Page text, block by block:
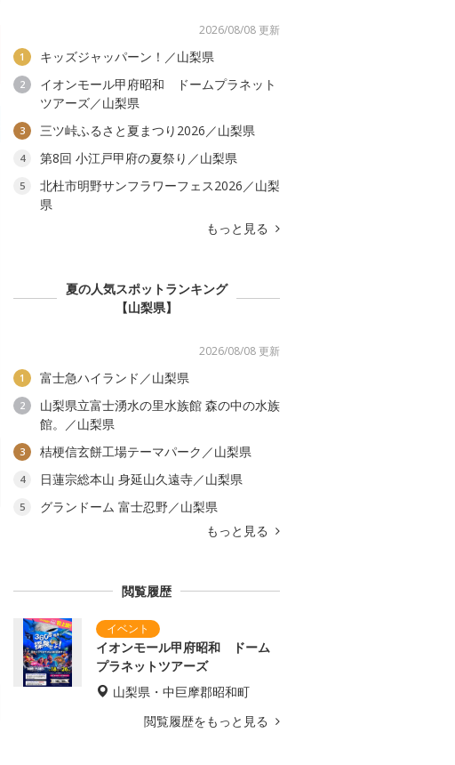
2026/08/08 更新
1 キッズジャッパーン！／山梨県
2
イオンモール甲府昭和 ドームプラネット
ツアーズ／山梨県
3 三ツ峠ふるさと夏まつり2026／山梨県
4 第8回 小江戸甲府の夏祭り／山梨県
5
北杜市明野サンフラワーフェス2026／山梨
県
もっと見る
夏の人気スポットランキング
【山梨県】
2026/08/08 更新
1 富士急ハイランド／山梨県
2
山梨県立富士湧水の里水族館 森の中の水族
館。／山梨県
3 桔梗信玄餅工場テーマパーク／山梨県
4 日蓮宗総本山 身延山久遠寺／山梨県
5
グランドーム 富士忍野／山梨県
もっと見る
閲覧履歴
イオンモール甲府昭和 ドーム
プラネットツアーズ
山梨県・中巨摩郡昭和町
閲覧履歴をもっと見る